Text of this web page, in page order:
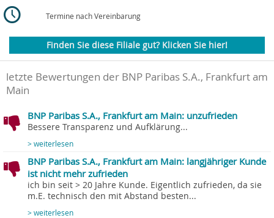
Termine nach Vereinbarung
Finden Sie diese Filiale gut? Klicken Sie hier!
letzte Bewertungen der BNP Paribas S.A., Frankfurt am
Main
BNP Paribas S.A., Frankfurt am Main: unzufrieden
Bessere Transparenz und Aufklärung...
> weiterlesen
BNP Paribas S.A., Frankfurt am Main: langjähriger Kunde
ist nicht mehr zufrieden
ich bin seit > 20 Jahre Kunde. Eigentlich zufrieden, da sie
m.E. technisch den mit Abstand besten...
> weiterlesen